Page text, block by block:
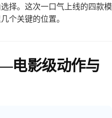
择。这次一口气上线的四款模
个关键的位置。
电影级动作与